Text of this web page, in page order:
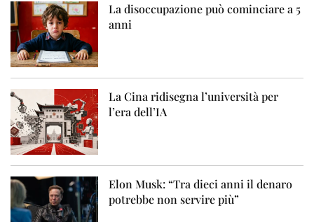
La disoccupazione può cominciare a 5
anni
La Cina ridisegna l’università per
l’era dell’IA
Elon Musk: “Tra dieci anni il denaro
potrebbe non servire più”